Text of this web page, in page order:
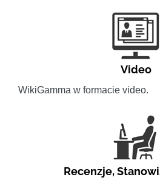
Video
WikiGamma w formacie video.
Recenzje,